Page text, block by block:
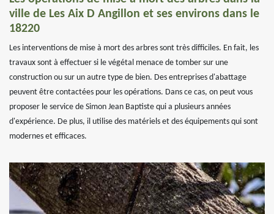
ville de Les Aix D Angillon et ses environs dans le
18220
Les interventions de mise à mort des arbres sont très difficiles. En fait, les
travaux sont à effectuer si le végétal menace de tomber sur une
construction ou sur un autre type de bien. Des entreprises d'abattage
peuvent être contactées pour les opérations. Dans ce cas, on peut vous
proposer le service de Simon Jean Baptiste qui a plusieurs années
d'expérience. De plus, il utilise des matériels et des équipements qui sont
modernes et efficaces.